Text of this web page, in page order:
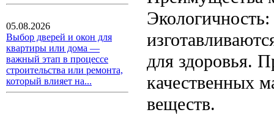
05.08.2026
Выбор дверей и окон для
квартиры или дома —
важный этап в процессе
строительства или ремонта,
который влияет на...
для здоровья.
качественных
веществ.